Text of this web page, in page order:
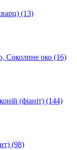
(13)
Соколине око (16)
(фіаніт) (144)
(98)